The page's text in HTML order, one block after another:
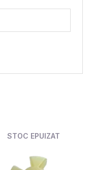
STOC EPUIZAT